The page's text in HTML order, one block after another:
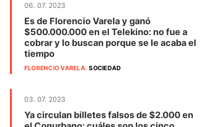
06. 07. 2023
Es de Florencio Varela y ganó
$500.000.000 en el Telekino: no fue a
cobrar y lo buscan porque se le acaba el
tiempo
FLORENCIO VARELA.SOCIEDAD
03. 07. 2023
Ya circulan billetes falsos de $2.000 en